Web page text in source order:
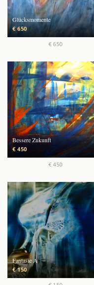
Glücksmomente
€ 650
€ 650
Bessere Zukunft
€ 450
€ 450
Fantasie A
€ 150